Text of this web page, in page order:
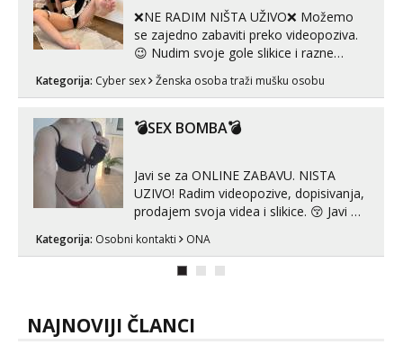
❌NE RADIM NIŠTA UŽIVO❌ Možemo
se zajedno zabaviti preko videopoziva.
😉 Nudim svoje gole slikice i razne
videouradke. 🤩 Za online zabavu pošalji
poruku na Whatsapp, Telegram ili Viber.
autentičnosti možeš me vidjeti na
Kategorija: Cyber sex Ženska osoba traži mušku osobu
💣SEX BOMBA💣
Javi se za ONLINE ZABAVU. NISTA
UZIVO! Radim videopozive, dopisivanja,
prodajem svoja videa i slikice. 😚 Javi mi
Telegram. +385 91 723 0045
Kategorija: Osobni kontakti ONA
NAJNOVIJI ČLANCI